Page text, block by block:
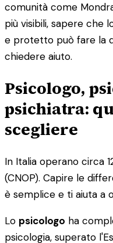
comunità come
più visibili, sapere che
e protetto può fare la
chiedere aiuto.
Psicologo,
psichiatra:
scegliere
In Italia operano circa
(CNOP). Capire le
è semplice e ti aiuta a
Lo psicologo ha
psicologia, superato